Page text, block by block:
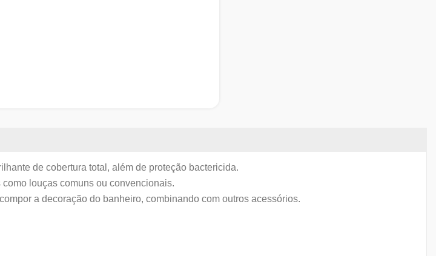
de cobertura total, além de proteção bactericida.
louças comuns ou convencionais.
a decoração do banheiro, combinando com outros acessórios.